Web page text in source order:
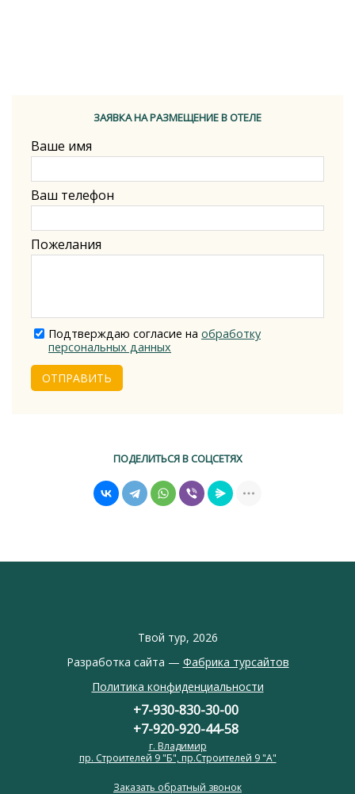
ЗАЯВКА НА РАЗМЕЩЕНИЕ В ОТЕЛЕ
Ваше имя
Ваш телефон
Пожелания
Подтверждаю согласие на обработку
персональных данных
ОТПРАВИТЬ
ПОДЕЛИТЬСЯ В СОЦСЕТЯХ
Твой тур, 2026
Разработка сайта — Фабрика турсайтов
Политика конфиденциальности
+7-930-830-30-00
+7-920-920-44-58
г. Владимир
пр. Строителей 9 "Б", пр.Строителей 9 "А"
Заказать обратный звонок